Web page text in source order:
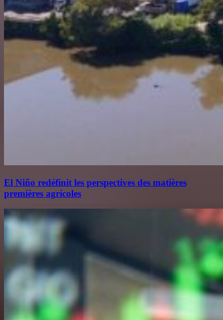
El Niño redéfinit les perspectives des matières
premières agricoles